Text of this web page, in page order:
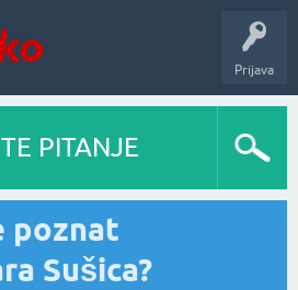
Prijava
PITANJE
poznat
Sušica?